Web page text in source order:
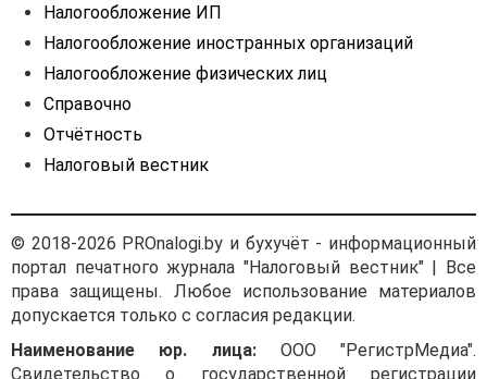
Налогообложение ИП
Налогообложение иностранных организаций
Налогообложение физических лиц
Справочно
Отчётность
Налоговый вестник
© 2018-2026 PROnalogi.by и бухучёт - информационный
портал печатного журнала "Налоговый вестник" | Все
права защищены. Любое использование материалов
допускается только с согласия редакции.
Наименование юр. лица:ООО "РегистрМедиа".
Свидетельство о государственной регистрации